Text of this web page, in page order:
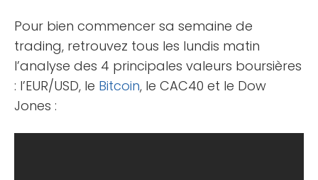
Pour bien commencer sa semaine de
trading, retrouvez tous les lundis matin
l’analyse des 4 principales valeurs boursières
: l’EUR/USD, le Bitcoin, le CAC40 et le Dow
Jones :